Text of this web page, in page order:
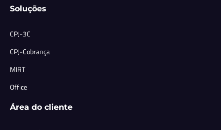
Soluções
CPJ-3C
CPJ-Cobrança
MIRT
Office
Área do cliente